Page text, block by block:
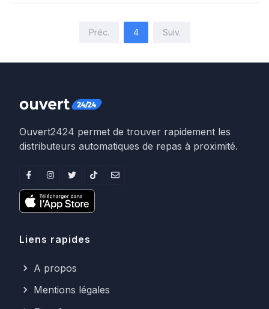
Préc. 4 Suiv.
Ouvert2424 permet de trouver rapidement les
distributeurs automatiques de repas à proximité.
Liens rapides
A propos
Mentions légales